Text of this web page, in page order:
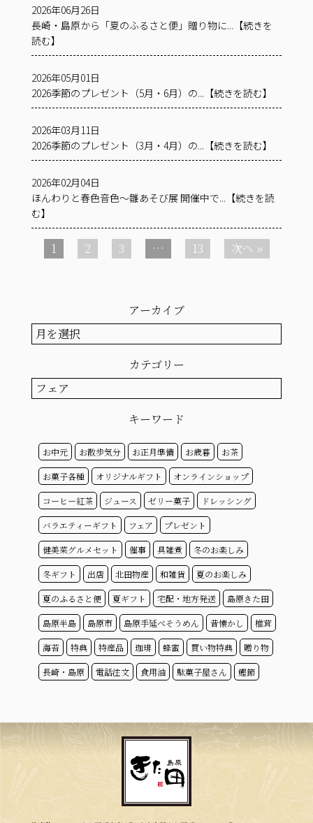
2026年06月26日
長崎・島原から「夏のふるさと便」贈り物に...【続きを
読む】
2026年05月01日
2026季節のプレゼント（5月・6月）の...【続きを読む】
2026年03月11日
2026季節のプレゼント（3月・4月）の...【続きを読む】
2026年02月04日
ほんわりと春色音色〜雛あそび展 開催中で...【続きを読
む】
1 2 3 … 13 次へ »
アーカイブ
ア
ー
ブ
カテゴリー
カ
テ
キーワード
お中元 お散歩気分 お正月準備 お歳暮 お茶
お菓子各種 オリジナルギフト オンラインショップ
コーヒー紅茶 ジュース ゼリー菓子 ドレッシング
バラエティーギフト フェア プレゼント
健美菜グルメセット 催事 具雑煮 冬のお楽しみ
冬ギフト 出店 北田物産 和雑貨 夏のお楽しみ
夏のふるさと便 夏ギフト 宅配・地方発送 島原きた田
島原半島 島原市 島原手延べそうめん 昔懐かし 椎茸
海苔 特典 特産品 珈琲 蜂蜜 買い物特典 贈り物
長崎・島原 電話注文 食用油 駄菓子屋さん 鰹節